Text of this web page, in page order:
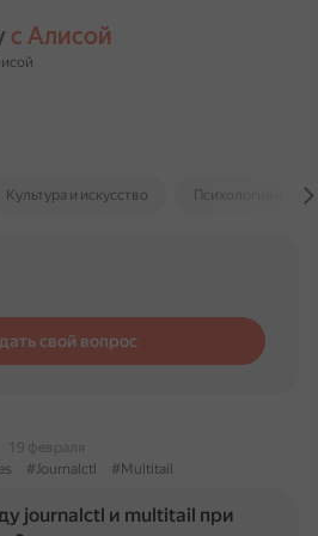
с Алисой
Культура и искусство Психология и
свой вопрос
19 февраля
#Journalctl #Multitail
journalctl и multitail при